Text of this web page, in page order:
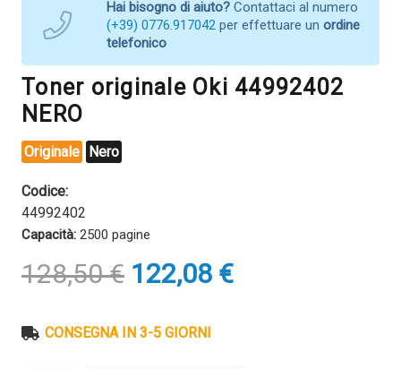
Hai bisogno di aiuto? Contattaci al numero
(+39) 0776.917042 per effettuare un ordine
telefonico
Toner originale Oki 44992402
NERO
Originale Nero
Codice:
44992402
Capacità: 2500 pagine
128,50€ Il
prezzo
era:
122,08 €Il
prezzo
CONSEGNA IN 3-5 GIORNI